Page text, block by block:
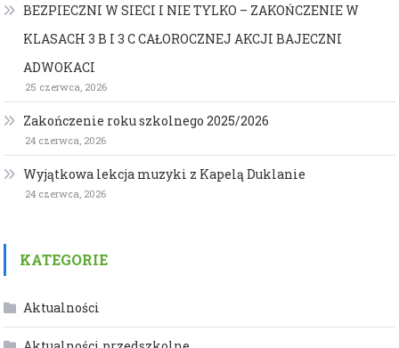
BEZPIECZNI W SIECI I NIE TYLKO – ZAKOŃCZENIE W
KLASACH 3 B I 3 C CAŁOROCZNEJ AKCJI BAJECZNI
ADWOKACI
25 czerwca, 2026
Zakończenie roku szkolnego 2025/2026
24 czerwca, 2026
Wyjątkowa lekcja muzyki z Kapelą Duklanie
24 czerwca, 2026
KATEGORIE
Aktualności